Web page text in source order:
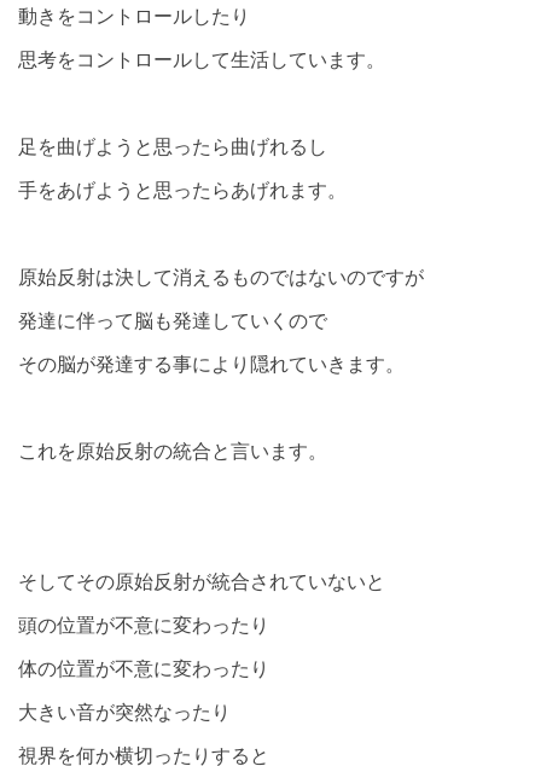
動きをコントロールしたり
思考をコントロールして生活しています。
足を曲げようと思ったら曲げれるし
手をあげようと思ったらあげれます。
原始反射は決して消えるものではないのですが
発達に伴って脳も発達していくので
その脳が発達する事により隠れていきます。
これを原始反射の統合と言います。
そしてその原始反射が統合されていないと
頭の位置が不意に変わったり
体の位置が不意に変わったり
大きい音が突然なったり
視界を何か横切ったりすると